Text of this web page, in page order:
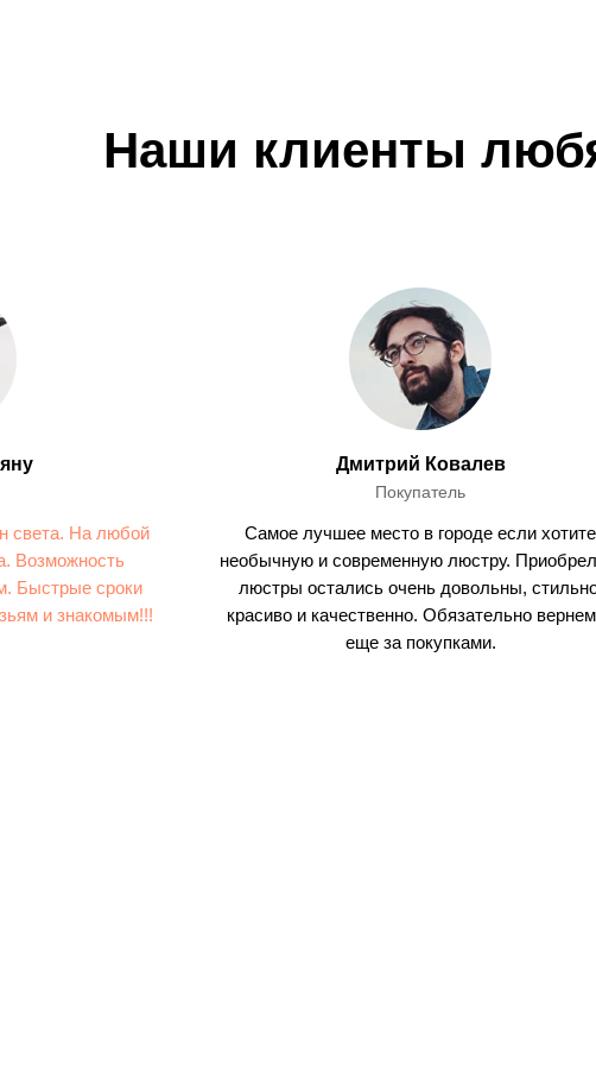
Наши клиенты
света. На любой
Возможность
Быстрые сроки
и знакомым!!!
Дмитрий Ковалев
Покупатель
Самое лучшее место в городе если хотите
необычную и современную люстру.
люстры остались очень довольны,
красиво и качественно. Обязательно
еще за покупками.